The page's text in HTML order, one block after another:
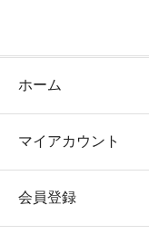
ホーム
マイアカウント
会員登録